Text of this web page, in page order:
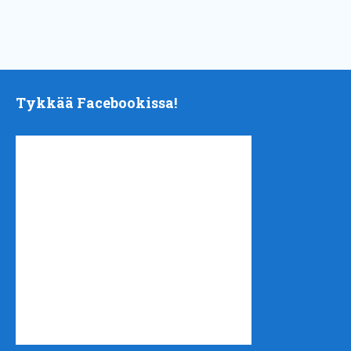
Tykkää Facebookissa!